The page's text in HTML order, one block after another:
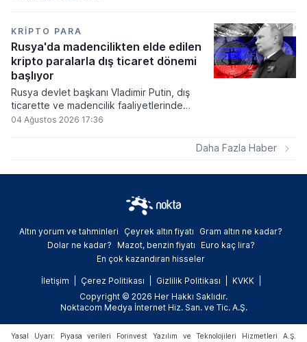
kayıplarının tetikleyeceği kredi krizinin
küresel likidite artışına yol açacağını belirtti
ve bitcoinin bu süreçte en hızlı tepki veren
varlık olacağı vurguladı.
KRIPTO PARA
Rusya'da madencilikten elde edilen
kripto paralarla dış ticaret dönemi
başlıyor
Rusya devlet başkanı Vladimir Putin, dış
ticarette ve madencilik faaliyetlerinde
kripto varlıkların kullanımına onay veren
04 Ağustos 2026 17:36
Daha Fazla Haber
Altın yorum ve tahminleri Çeyrek altın fiyatı
Gram altın ne kadar?
Dolar ne kadar?
Mazot, benzin fiyatı
Euro kaç lira?
En çok kazandıran hisseler
İletişim Çerez Politikası Gizlilik Politikası
KVKK
Copyright © 2026 Her Hakkı Saklıdır.
Noktacom Medya İnternet Hiz. San. ve Tic. A.Ş.
Yasal Uyarı: Piyasa verileri Forinvest Yazılım ve Teknolojileri Hizmetleri A.Ş.